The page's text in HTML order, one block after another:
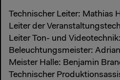
Technischer Leiter: Mathias
Leiter der
Leiter Ton- und
Beleuchtungsmeister:
Meister Halle: Benjamin
Technischer